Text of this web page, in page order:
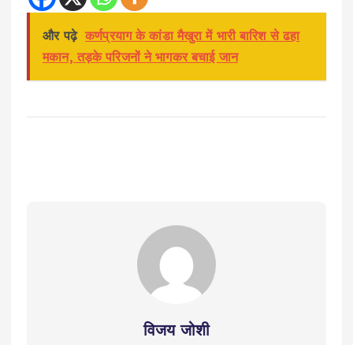
और पढ़े कर्णप्रयाग के कांडा मैखुरा में भारी बारिश से ढहा
मकान, तड़के परिजनों ने भागकर बचाई जान
विजय जोशी